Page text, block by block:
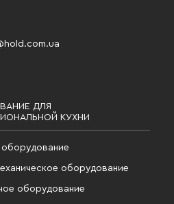
ДЛЯ
КУХНИ
оборудование
оборудование